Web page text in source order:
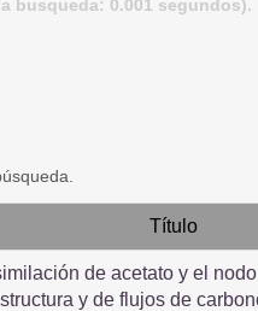
busqueda: 0.001 segundos).
Título
de acetato y el
y de flujos de